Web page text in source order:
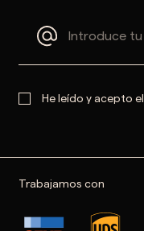
He leído y acepto el
Trabajamos con